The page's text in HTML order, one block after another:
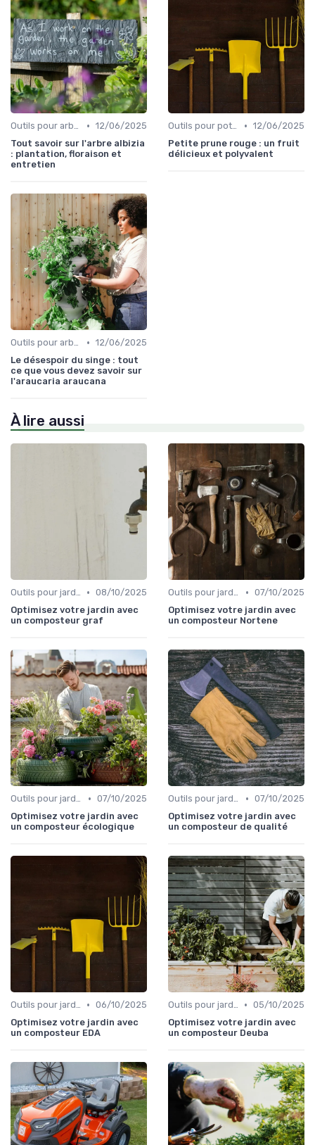
Outils pour arbres et arbustes • 12/06/2025
Tout savoir sur l'arbre albizia
: plantation, floraison et
entretien
Outils pour potagers • 12/06/2025
Petite prune rouge : un fruit
délicieux et polyvalent
Outils pour arbres et arbustes • 12/06/2025
Le désespoir du singe : tout
ce que vous devez savoir sur
l'araucaria araucana
À lire aussi
Outils pour jardinage écologique • 08/10/2025
Optimisez votre jardin avec
un composteur graf
Outils pour jardinage écologique • 07/10/2025
Optimisez votre jardin avec
un composteur Nortene
Outils pour jardinage écologique • 07/10/2025
Optimisez votre jardin avec
un composteur écologique
Outils pour jardinage écologique • 07/10/2025
Optimisez votre jardin avec
un composteur de qualité
Outils pour jardinage écologique • 06/10/2025
Optimisez votre jardin avec
un composteur EDA
Outils pour jardinage écologique • 05/10/2025
Optimisez votre jardin avec
un composteur Deuba